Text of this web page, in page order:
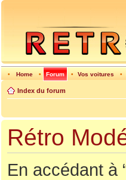
• Home • Forum • Vos voitures •
Index du forum
Rétro
En accédant à